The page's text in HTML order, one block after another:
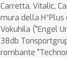
Carretta, Vitalic,
mura della H*Plus
Vokuhila ("Engel
38db
rombante